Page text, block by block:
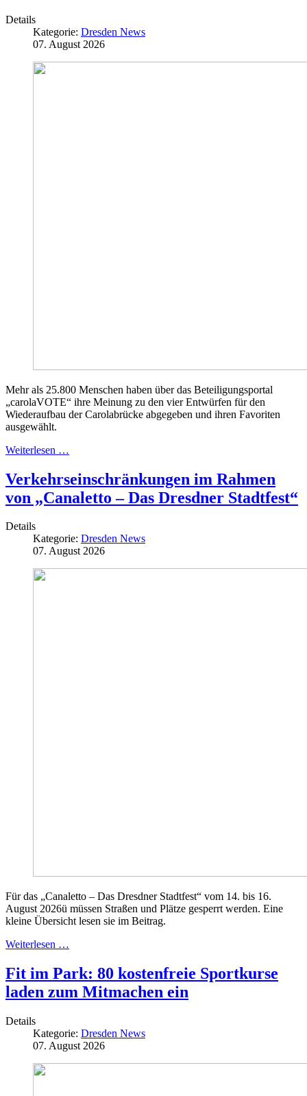
Details
Kategorie: Dresden News
07. August 2026
Mehr als 25.800 Menschen haben über das Beteiligungsportal
„carolaVOTE“ ihre Meinung zu den vier Entwürfen für den
Wiederaufbau der Carolabrücke abgegeben und ihren Favoriten
ausgewählt.
Weiterlesen …
Verkehrseinschränkungen im Rahmen
von „Canaletto – Das Dresdner Stadtfest“
Details
Kategorie: Dresden News
07. August 2026
Für das „Canaletto – Das Dresdner Stadtfest“ vom 14. bis 16.
August 2026ü müssen Straßen und Plätze gesperrt werden. Eine
kleine Übersicht lesen sie im Beitrag.
Weiterlesen …
Fit im Park: 80 kostenfreie Sportkurse
laden zum Mitmachen ein
Details
Kategorie: Dresden News
07. August 2026